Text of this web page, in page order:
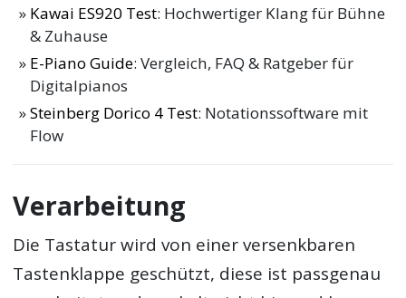
Kawai ES920 Test: Hochwertiger Klang für Bühne
& Zuhause
E-Piano Guide: Vergleich, FAQ & Ratgeber für
Digitalpianos
Steinberg Dorico 4 Test: Notationssoftware mit
Flow
Verarbeitung
Die Tastatur wird von einer versenkbaren
Tastenklappe geschützt, diese ist passgenau